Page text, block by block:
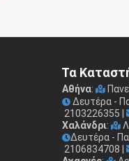
Τα
Αθήνα:
Δευτέρα -
2103226355
Χαλάνδρι:
Δευτέρα -
2106834708